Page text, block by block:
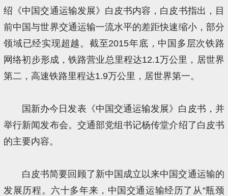
绍《中国交通运输发展》白皮书内容，白皮书指出，目
前中国与世界交通运输一流水平的差距快速缩小，部分
领域已经实现超越。截至2015年底，中国多层次铁路
网络初步形成，铁路营业总里程达12.1万公里，居世界
第二，高速铁路里程达1.9万公里，居世界第一。
国新办今日发表《中国交通运输发展》白皮书，并
举行新闻发布会。交通部党组书记杨传堂介绍了白皮书
的主要内容。
白皮书简要回顾了新中国成立以来中国交通运输的
发展历程。六十多年来，中国交通运输经历了从“瓶颈